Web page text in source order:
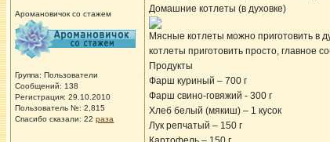
Аромановичок со стажем
Группа: Пользователи
Сообщений: 138
Регистрация: 29.10.2010
Пользователь №: 2,815
Спасибо сказали:22 раза
Домашние котлеты (в духовке)
Мясные котлеты можно приготовить в
котлеты приготовить просто, главное
Продукты
Фарш куриный – 700 г
Фарш свино-говяжий - 300 г
Хлеб белый (мякиш) – 1 кусок
Лук репчатый – 150 г